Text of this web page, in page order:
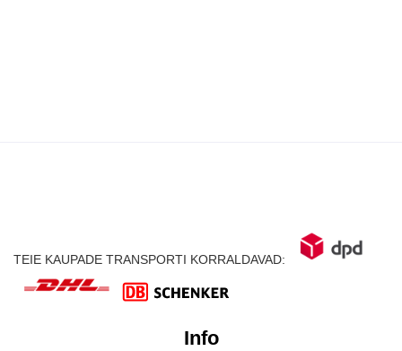
TEIE KAUPADE TRANSPORTI KORRALDAVAD:
Info